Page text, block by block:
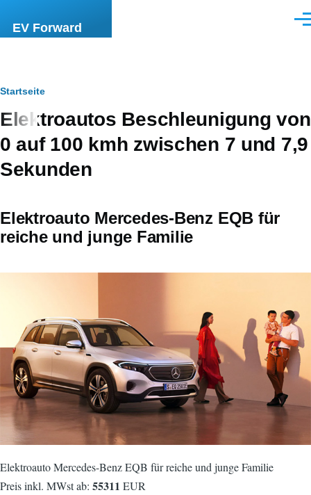
EV Forward
Pfadnavigation
Startseite
Elektroautos Beschleunigung von
0 auf 100 kmh zwischen 7 und 7,9
Sekunden
Elektroauto Mercedes-Benz EQB für
reiche und junge Familie
Elektroauto Mercedes-Benz EQB für reiche und junge Familie
Preis inkl. MWst ab: 55311 EUR